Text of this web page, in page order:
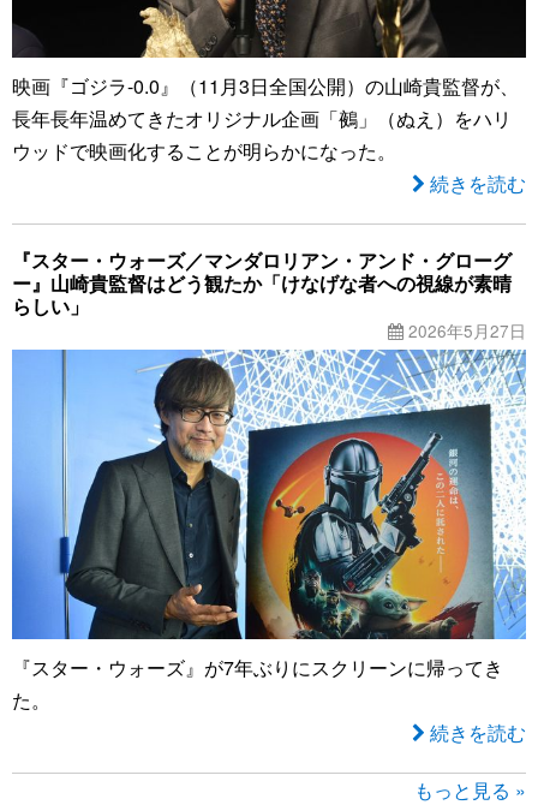
映画『ゴジラ-0.0』（11月3日全国公開）の山崎貴監督が、
長年長年温めてきたオリジナル企画「鵺」（ぬえ）をハリ
ウッドで映画化することが明らかになった。
続きを読む
『スター・ウォーズ／マンダロリアン・アンド・グローグ
ー』山崎貴監督はどう観たか「けなげな者への視線が素晴
らしい」
2026年5月27日
『スター・ウォーズ』が7年ぶりにスクリーンに帰ってき
た。
続きを読む
もっと見る »